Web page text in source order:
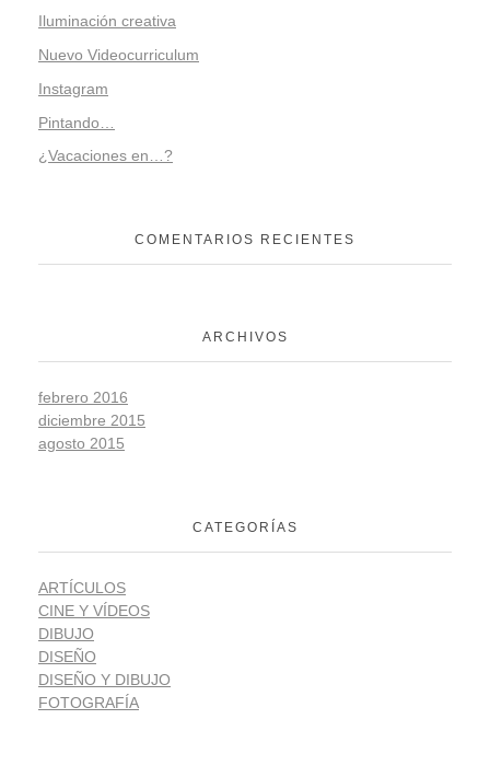
Iluminación creativa
Nuevo Videocurriculum
Instagram
Pintando…
¿Vacaciones en…?
COMENTARIOS RECIENTES
ARCHIVOS
febrero 2016
diciembre 2015
agosto 2015
CATEGORÍAS
ARTÍCULOS
CINE Y VÍDEOS
DIBUJO
DISEÑO
DISEÑO Y DIBUJO
FOTOGRAFÍA